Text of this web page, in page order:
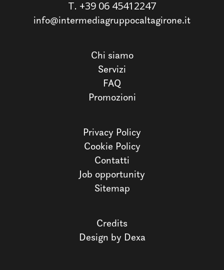
T. +39 06 45412247
info@intermediagruppocaltagirone.it
Chi siamo
Servizi
FAQ
Promozioni
Privacy Policy
Cookie Policy
Contatti
Job opportunity
Sitemap
Credits
Design by Dexa